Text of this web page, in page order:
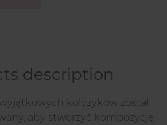
description
kolczyków został
aby stworzyć kompozycję,